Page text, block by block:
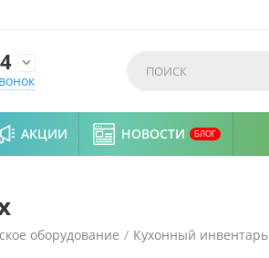

АКЦИИ НОВОСТИ БЛОГ
оборудование / Кухонный инвентарь